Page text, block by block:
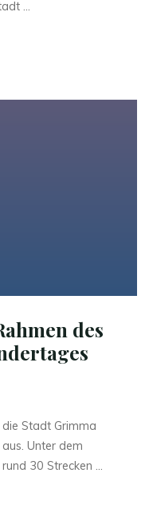
…
des
Stadt Grimma
Unter dem
30 Strecken …